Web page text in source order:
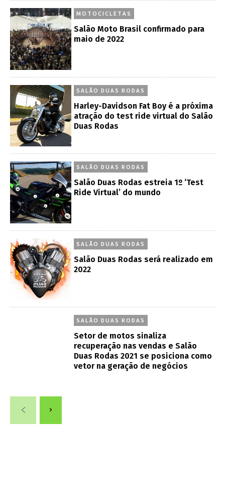
MOTOCICLETAS
Salão Moto Brasil confirmado para
maio de 2022
SALÃO DUAS RODAS
Harley-Davidson Fat Boy é a próxima
atração do test ride virtual do Salão
Duas Rodas
SALÃO DUAS RODAS
Salão Duas Rodas estreia 1º ‘Test
Ride Virtual’ do mundo
SALÃO DUAS RODAS
Salão Duas Rodas será realizado em
2022
SALÃO DUAS RODAS
Setor de motos sinaliza
recuperação nas vendas e Salão
Duas Rodas 2021 se posiciona como
vetor na geração de negócios